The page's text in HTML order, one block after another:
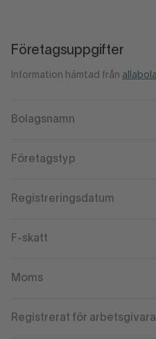
Företagsuppgifter
Information hämtad från
Bolagsnamn
Företagstyp
Registreringsdatum
F-skatt
Moms
Registrerat för